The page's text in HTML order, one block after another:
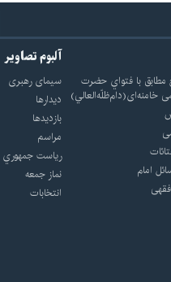
با فتواي حضرت
خامنه‌اى(دام‌ظلّه‌العالي)
امام
آلبوم تصاویر
سيماى رهبرى
ديدارها
بازديدها
مراسم
رياست جمهوري
نماز جمعه
انتخابات